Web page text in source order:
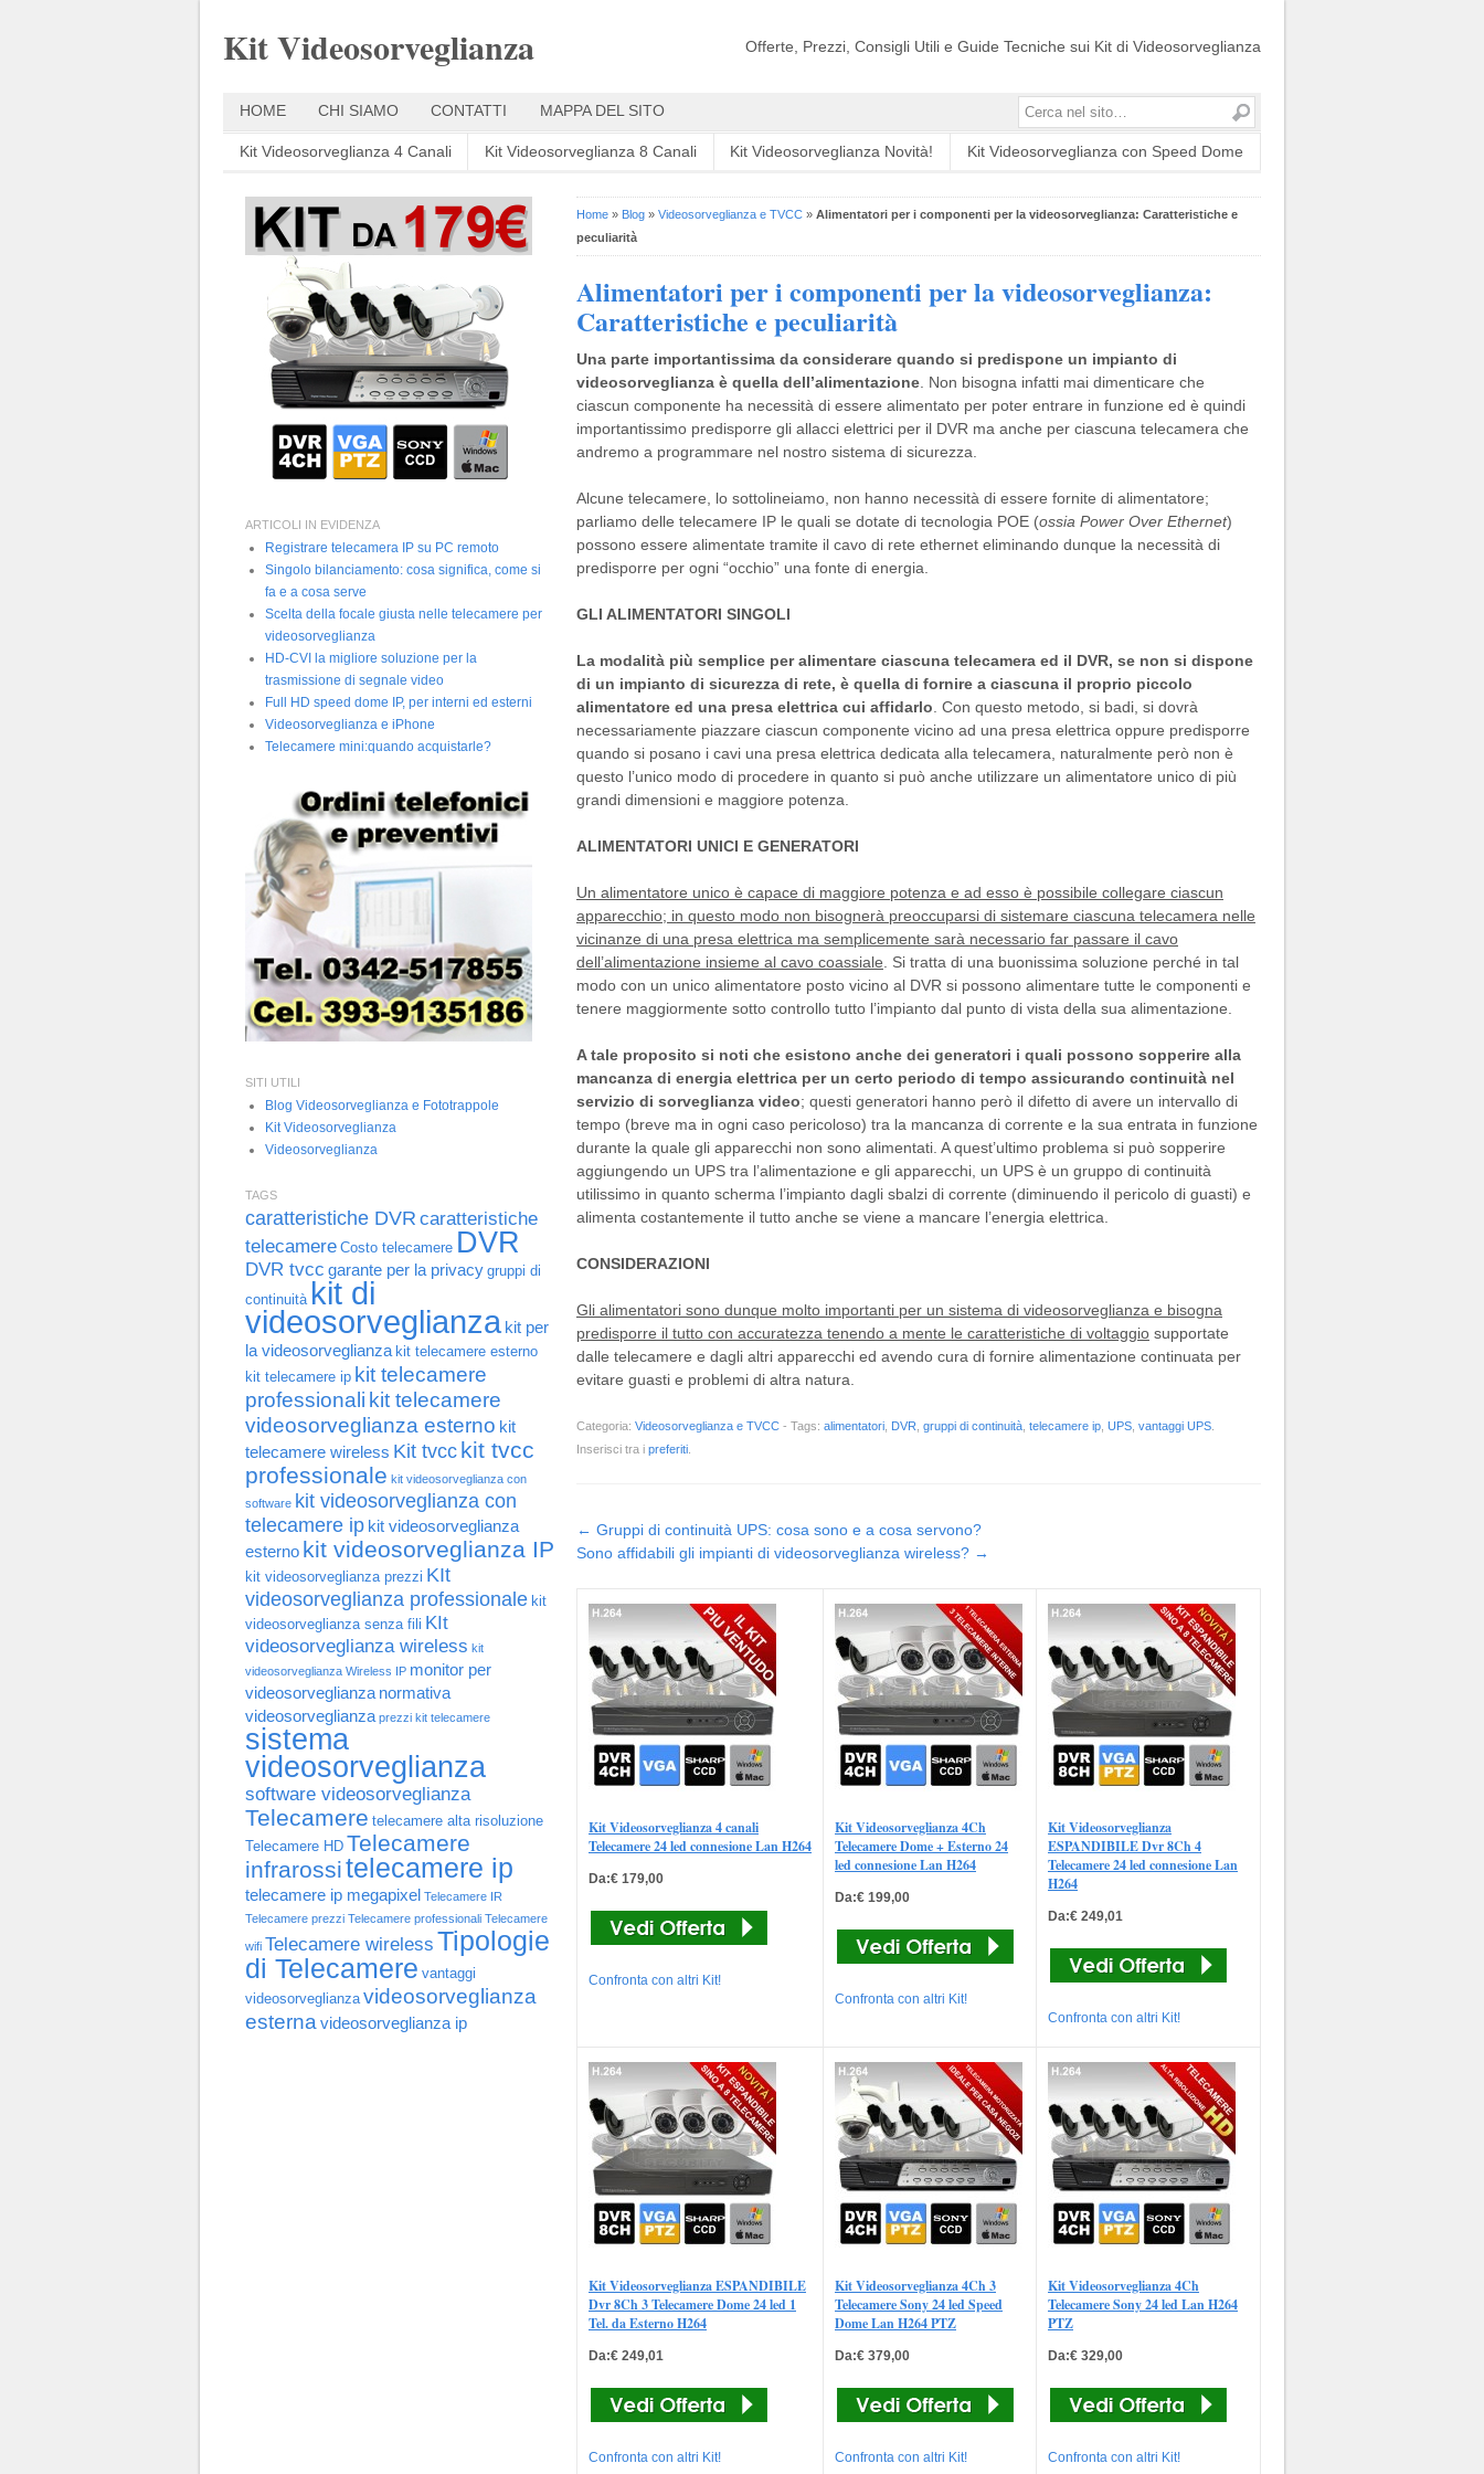
Kit Videosorveglianza Offerte, Prezzi, Consigli Utili e Guide Tecniche sui Kit di Videosorveglianza
HOME CHI SIAMO CONTATTI MAPPA DEL SITO Cerca
Kit Videosorveglianza 4 Canali Kit Videosorveglianza 8 Canali Kit Videosorveglianza Novità! Kit Videosorveglianza con Speed Dome
Home » Blog » Videosorveglianza e TVCC » Alimentatori per i componenti per la videosorveglianza: Caratteristiche e
peculiarità
Alimentatori per i componenti per la videosorveglianza:
Caratteristiche e peculiarità
Una parte importantissima da considerare quando si predispone un impianto di
videosorveglianza è quella dell’alimentazione . Non bisogna infatti mai dimenticare che
ciascun componente ha necessità di essere alimentato per poter entrare in funzione ed è quindi
importantissimo predisporre gli allacci elettrici per il DVR ma anche per ciascuna telecamera che
andremo a programmare nel nostro sistema di sicurezza.
Alcune telecamere, lo sottolineiamo, non hanno necessità di essere fornite di alimentatore;
parliamo delle telecamere IP le quali se dotate di tecnologia POE (ossia Power Over Ethernet)
possono essere alimentate tramite il cavo di rete ethernet eliminando dunque la necessità di
predisporre per ogni “occhio” una fonte di energia.
GLI ALIMENTATORI SINGOLI
La modalità più semplice per alimentare ciascuna telecamera ed il DVR, se non si dispone
di un impianto di sicurezza di rete, è quella di fornire a ciascuna il proprio piccolo
alimentatore ed una presa elettrica cui affidarlo . Con questo metodo, si badi, si dovrà
necessariamente piazzare ciascun componente vicino ad una presa elettrica oppure predisporre
quando si posano i cavi una presa elettrica dedicata alla telecamera, naturalmente però non è
questo l’unico modo di procedere in quanto si può anche utilizzare un alimentatore unico di più
grandi dimensioni e maggiore potenza.
ALIMENTATORI UNICI E GENERATORI
Un alimentatore unico è capace di maggiore potenza e ad esso è possibile collegare ciascun
apparecchio; in questo modo non bisognerà preoccuparsi di sistemare ciascuna telecamera nelle
vicinanze di una presa elettrica ma semplicemente sarà necessario far passare il cavo
dell’alimentazione insieme al cavo coassiale . Si tratta di una buonissima soluzione perché in tal
modo con un unico alimentatore posto vicino al DVR si possono alimentare tutte le componenti e
tenere maggiormente sotto controllo tutto l’impianto dal punto di vista della sua alimentazione.
A tale proposito si noti che esistono anche dei generatori i quali possono sopperire alla
mancanza di energia elettrica per un certo periodo di tempo assicurando continuità nel
servizio di sorveglianza video; questi generatori hanno però il difetto di avere un intervallo di
tempo (breve ma in ogni caso pericoloso) tra la mancanza di corrente e la sua entrata in funzione
durante la quale gli apparecchi non sono alimentati. A quest’ultimo problema si può sopperire
aggiungendo un UPS tra l’alimentazione e gli apparecchi, un UPS è un gruppo di continuità
utilissimo in quanto scherma l’impianto dagli sbalzi di corrente (diminuendo il pericolo di guasti) e
alimenta costantemente il tutto anche se viene a mancare l’energia elettrica.
CONSIDERAZIONI
Gli alimentatori sono dunque molto importanti per un sistema di videosorveglianza e bisogna
predisporre il tutto con accuratezza tenendo a mente le caratteristiche di voltaggio supportate
dalle telecamere e dagli altri apparecchi ed avendo cura di fornire alimentazione continuata per
evitare guasti e problemi di altra natura.
Categoria: Videosorveglianza e TVCC - Tags: alimentatori DVR gruppi di continuità telecamere ip UPS vantaggi UPS
Inserisci tra i preferiti
Post navigation
← Gruppi di continuità UPS: cosa sono e a cosa servono?
Sono affidabili gli impianti di videosorveglianza wireless? →
Kit Videosorveglianza 4 canali
Telecamere 24 led connesione Lan H264
Da:€ 179,00
Confronta con altri Kit!
Kit Videosorveglianza 4Ch
Telecamere Dome + Esterno 24
led connesione Lan H264
Da:€ 199,00
Confronta con altri Kit!
Kit Videosorveglianza
ESPANDIBILE Dvr 8Ch 4
Telecamere 24 led connesione Lan
H264
Da:€ 249,01
Confronta con altri Kit!
Kit Videosorveglianza ESPANDIBILE
Dvr 8Ch 3 Telecamere Dome 24 led 1
Tel. da Esterno H264
Da:€ 249,01
Confronta con altri Kit!
Kit Videosorveglianza 4Ch 3
Telecamere Sony 24 led Speed
Dome Lan H264 PTZ
Da:€ 379,00
Confronta con altri Kit!
Kit Videosorveglianza 4Ch
Telecamere Sony 24 led Lan H264
PTZ
Da:€ 329,00
Confronta con altri Kit!
ARTICOLI IN EVIDENZA
Registrare telecamera IP su PC remoto
Singolo bilanciamento: cosa significa, come si
fa e a cosa serve
Scelta della focale giusta nelle telecamere per
videosorveglianza
HD-CVI la migliore soluzione per la
trasmissione di segnale video
Full HD speed dome IP, per interni ed esterni
Videosorveglianza e iPhone
Telecamere mini:quando acquistarle?
SITI UTILI
Blog Videosorveglianza e Fototrappole
Kit Videosorveglianza
Videosorveglianza
TAGS
caratteristiche DVR caratteristiche
telecamere Costo telecamere DVR
DVR tvcc garante per la privacy gruppi di
continuità kit di
videosorveglianza kit per
la videosorveglianza kit telecamere esterno
kit telecamere ip kit telecamere
professionali kit telecamere
videosorveglianza esterno kit
telecamere wireless Kit tvcckit tvcc
professionale kit videosorveglianza con
software kit videosorveglianza con
telecamere ip kit videosorveglianza
esterno kit videosorveglianza IP
kit videosorveglianza prezzi KIt
videosorveglianza professionale kit
videosorveglianza senza fili KIt
videosorveglianza wireless kit
videosorveglianza Wireless IP monitor per
videosorveglianza normativa
videosorveglianza prezzi kit telecamere
sistema
videosorveglianza
software videosorveglianza
Telecamere telecamere alta risoluzione
Telecamere HD Telecamere
infrarossitelecamere ip
telecamere ip megapixel Telecamere IR
Telecamere prezzi Telecamere professionali Telecamere
wifi Telecamere wireless Tipologie
di Telecamere vantaggi
videosorveglianza videosorveglianza
esterna videosorveglianza ip